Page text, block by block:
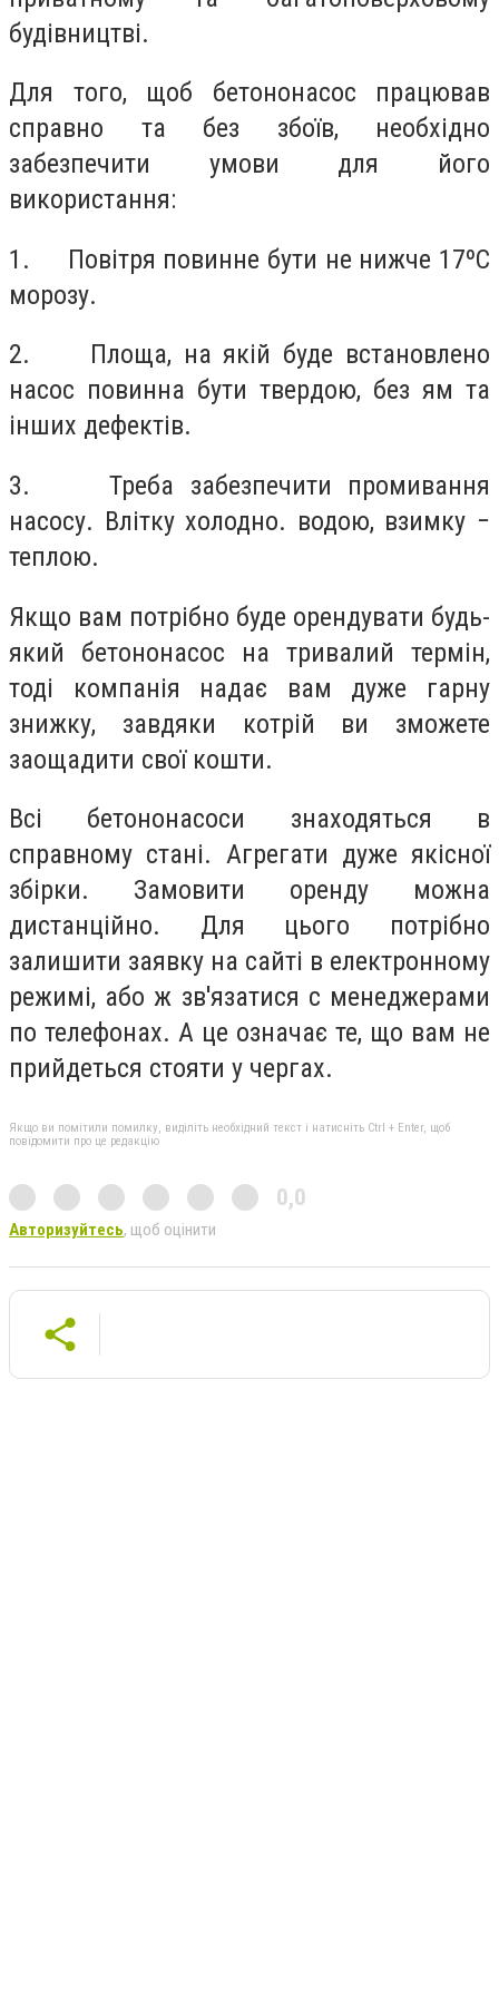
будівництві.
Для того, щоб бетононасос працював
справно та без збоїв, необхідно
забезпечити умови для його
використання:
1. Повітря повинне бути не нижче 17ºС
морозу.
2. Площа, на якій буде встановлено
насос повинна бути твердою, без ям та
інших дефектів.
3.Треба забезпечити промивання
насосу. Влітку холодно. водою, взимку −
теплою.
Якщо вам потрібно буде орендувати будь-
який бетононасос на тривалий термін,
тоді компанія надає вам дуже гарну
знижку, завдяки котрій ви зможете
заощадити свої кошти.
Всі бетононасоси знаходяться в
справному стані. Агрегати дуже якісної
збірки. Замовити оренду можна
дистанційно. Для цього потрібно
залишити заявку на сайті в електронному
режимі, або ж зв'язатися с менеджерами
по телефонах. А це означає те, що вам не
прийдеться стояти у чергах.
Якщо ви помітили помилку, виділіть необхідний текст і натисніть Ctrl + Enter, щоб
повідомити про це редакцію
0,0
Авторизуйтесь, щоб оцінити